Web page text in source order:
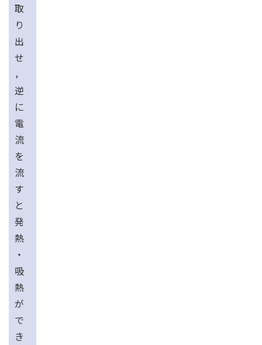
取
り
出
せ
，
逆
に
電
流
を
流
す
と
発
熱
・
吸
熱
が
で
き